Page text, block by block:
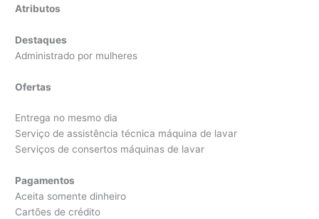
Atributos
Destaques
Administrado por mulheres
Ofertas
Entrega no mesmo dia
Serviço de assistência técnica máquina de lavar
Serviços de consertos máquinas de lavar
Pagamentos
Aceita somente dinheiro
Cartões de crédito